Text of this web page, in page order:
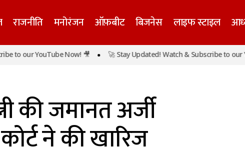
राजनीति मनोरंजन ऑफ़बीट बिजनेस लाइफ स्टाइल
अमर दुबे की पत्नी की जमानत अर्जी इलाहाबाद हाई कोर्ट
YouTube Now! 🎥 🚀 Stay Updated! Watch & Subscribe to our
की जमानत अर्जी
ने की खारिज